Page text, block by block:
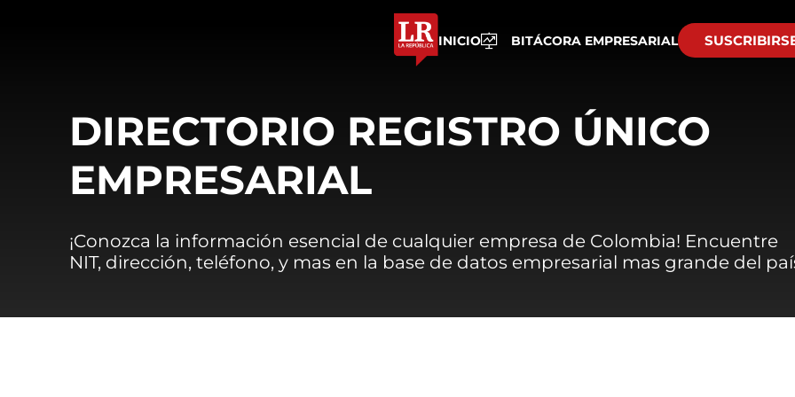
INICIO BITÁCORA EMPRESARIAL
DIRECTORIO REGISTRO ÚNICO
EMPRESARIAL
¡Conozca la información esencial de cualquier empresa de Colombia! Encuentre
NIT, dirección, teléfono, y mas en la base de datos empresarial mas grande del